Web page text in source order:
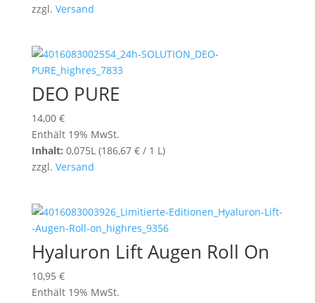
zzgl. Versand
DEO PURE
14,00 €
Enthält 19% MwSt.
Inhalt: 0,075L (186,67 €/ 1 L)
zzgl. Versand
Hyaluron Lift Augen Roll On
10,95 €
Enthält 19% MwSt.